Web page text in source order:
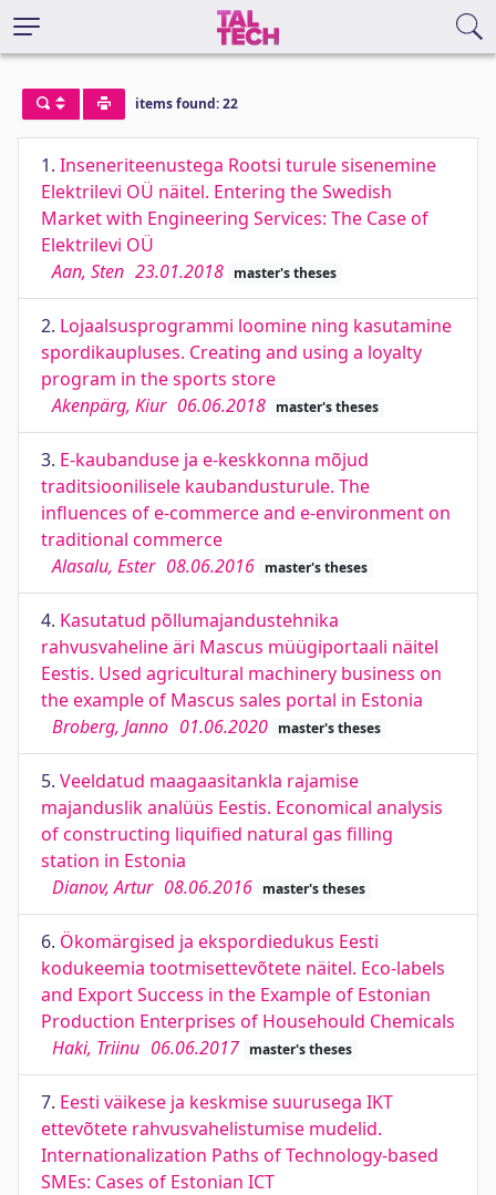
items found: 22
1. Inseneriteenustega Rootsi turule sisenemine
Elektrilevi OÜ näitel. Entering the Swedish
Market with Engineering Services: The Case of
Elektrilevi OÜ
Aan, Sten 23.01.2018 master's theses
2. Lojaalsusprogrammi loomine ning kasutamine
spordikaupluses. Creating and using a loyalty
program in the sports store
Akenpärg, Kiur 06.06.2018 master's theses
3. E-kaubanduse ja e-keskkonna mõjud
traditsioonilisele kaubandusturule. The
influences of e-commerce and e-environment on
traditional commerce
Alasalu, Ester 08.06.2016 master's theses
4. Kasutatud põllumajandustehnika
rahvusvaheline äri Mascus müügiportaali näitel
Eestis. Used agricultural machinery business on
the example of Mascus sales portal in Estonia
Broberg, Janno 01.06.2020 master's theses
5. Veeldatud maagaasitankla rajamise
majanduslik analüüs Eestis. Economical analysis
of constructing liquified natural gas filling
station in Estonia
Dianov, Artur 08.06.2016 master's theses
6. Ökomärgised ja ekspordiedukus Eesti
kodukeemia tootmisettevõtete näitel. Eco-labels
and Export Success in the Example of Estonian
Production Enterprises of Househould Chemicals
Haki, Triinu 06.06.2017 master's theses
7. Eesti väikese ja keskmise suurusega IKT
ettevõtete rahvusvahelistumise mudelid.
Internationalization Paths of Technology-based
SMEs: Cases of Estonian ICT